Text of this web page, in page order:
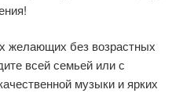
желающих без возрастных
всей семьей или с
музыки и ярких